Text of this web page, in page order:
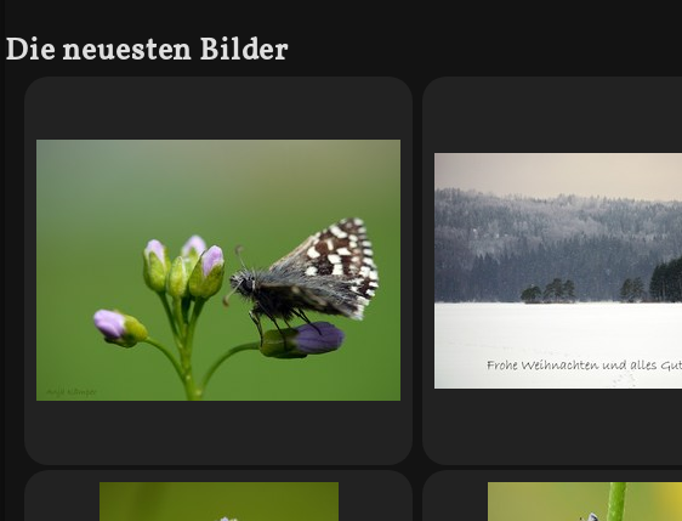
Die neuesten Bilder